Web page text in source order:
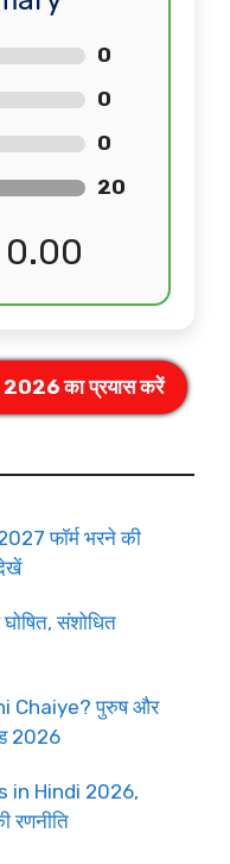
0
0
0
20
0.00
2026 का प्रयास करें
फॉर्म भरने की
संशोधित
Chaiye? पुरुष और
2026
in Hindi 2026,
रणनीति